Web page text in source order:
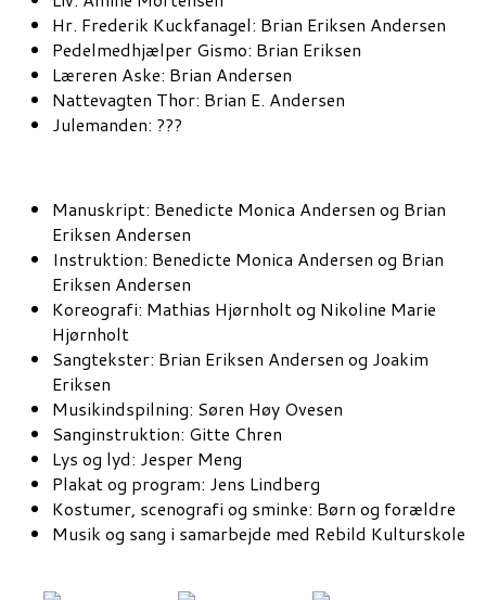
Hr. Frederik Kuckfanagel: Brian Eriksen Andersen
Pedelmedhjælper Gismo: Brian Eriksen
Læreren Aske: Brian Andersen
Nattevagten Thor: Brian E. Andersen
Julemanden: ???
Manuskript: Benedicte Monica Andersen og Brian
Eriksen Andersen
Instruktion: Benedicte Monica Andersen og Brian
Eriksen Andersen
Koreografi: Mathias Hjørnholt og Nikoline Marie
Hjørnholt
Sangtekster: Brian Eriksen Andersen og Joakim
Eriksen
Musikindspilning: Søren Høy Ovesen
Sanginstruktion: Gitte Chren
Lys og lyd: Jesper Meng
Plakat og program: Jens Lindberg
Kostumer, scenografi og sminke: Børn og forældre
Musik og sang i samarbejde med Rebild Kulturskole